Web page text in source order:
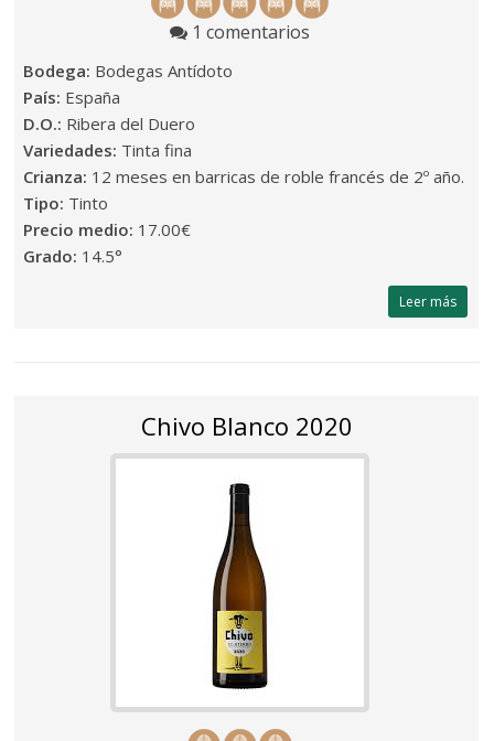
1 comentarios
Bodega: Bodegas Antídoto
País: España
D.O.: Ribera del Duero
Variedades: Tinta fina
Crianza: 12 meses en barricas de roble francés de 2º año.
Tipo: Tinto
Precio medio: 17.00€
Grado: 14.5°
Leer más
Chivo Blanco 2020